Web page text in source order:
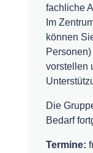
fachliche
Im
können
vorstellen
Die
Bedarf
Termine: